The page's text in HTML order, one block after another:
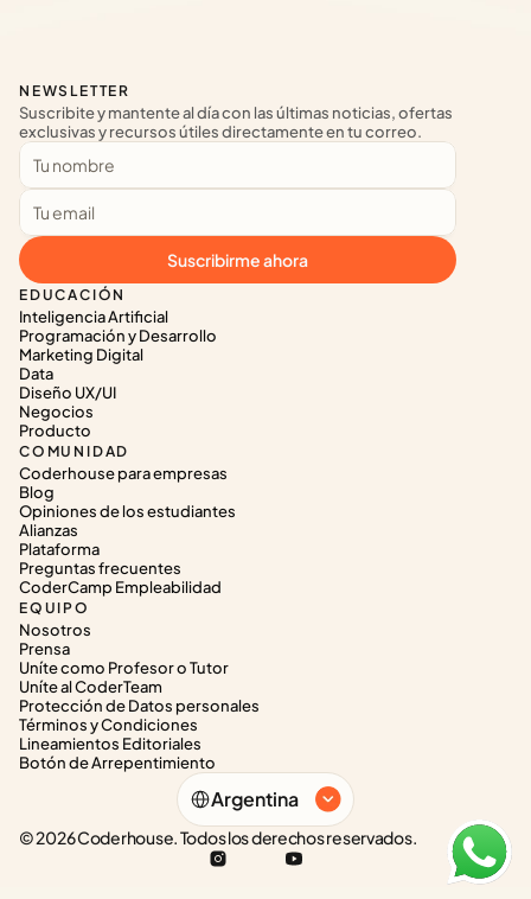
EDUCACIÓN
Inteligencia Artificial
Programación y Desarrollo
Marketing Digital
Data
Diseño UX/UI
Negocios
Producto
COMUNIDAD
Coderhouse para empresas
Blog
Opiniones de los estudiantes
Alianzas
Plataforma
Preguntas frecuentes
CoderCamp Empleabilidad
EQUIPO
Nosotros
Prensa
Uníte como Profesor o Tutor
Uníte al CoderTeam
Protección de Datos personales
Términos y Condiciones
Lineamientos Editoriales
Botón de Arrepentimiento
NEWSLETTER
Suscribite y mantente al día con las últimas noticias, ofertas
exclusivas y recursos útiles directamente en tu correo.
Suscribirme ahora
Select Language
Argentina
© 2026 Coderhouse. Todos los derechos reservados.